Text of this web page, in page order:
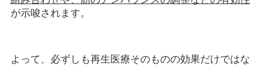
が示唆されます。
よって、必ずしも再生医療そのものの効果だけではな